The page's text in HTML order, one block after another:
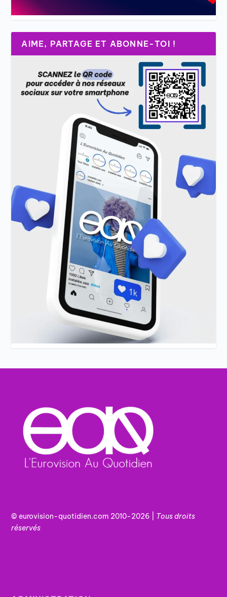
AIME, PARTAGE ET ABONNE-TOI !
© eurovision-quotidien.com 2010-2026 | Tousdroits
réservés